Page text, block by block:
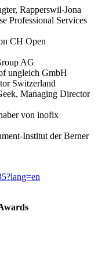
Rapperswil-Jona
Professional Services
CH Open
AG
ungleich GmbH
Switzerland
Managing Director
von inofix
Institut der Berner